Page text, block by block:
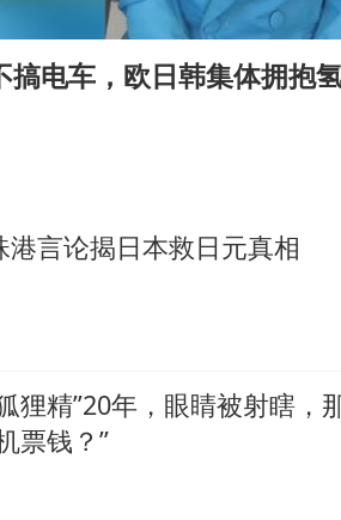
中方回应日本广岛核爆81周年
中国五箭齐发反制美国
中国经济展现强大韧性和活力
搞电车，欧日韩集体拥抱
言论揭日本救日元真相
狸精”20年，眼睛被射瞎，
票钱？”